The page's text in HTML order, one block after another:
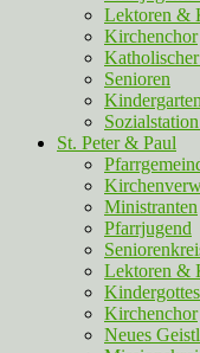
Lektoren &
Kirchenchor
Senioren
St. Peter & Paul
Ministranten
Pfarrjugend
Lektoren &
Kirchenchor
Neues